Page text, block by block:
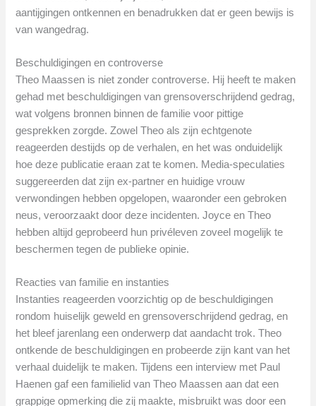
aantijgingen ontkennen en benadrukken dat er geen bewijs is
van wangedrag.
Beschuldigingen en controverse
Theo Maassen is niet zonder controverse. Hij heeft te maken
gehad met beschuldigingen van grensoverschrijdend gedrag,
wat volgens bronnen binnen de familie voor pittige
gesprekken zorgde. Zowel Theo als zijn echtgenote
reageerden destijds op de verhalen, en het was onduidelijk
hoe deze publicatie eraan zat te komen. Media-speculaties
suggereerden dat zijn ex-partner en huidige vrouw
verwondingen hebben opgelopen, waaronder een gebroken
neus, veroorzaakt door deze incidenten. Joyce en Theo
hebben altijd geprobeerd hun privéleven zoveel mogelijk te
beschermen tegen de publieke opinie.
Reacties van familie en instanties
Instanties reageerden voorzichtig op de beschuldigingen
rondom huiselijk geweld en grensoverschrijdend gedrag, en
het bleef jarenlang een onderwerp dat aandacht trok. Theo
ontkende de beschuldigingen en probeerde zijn kant van het
verhaal duidelijk te maken. Tijdens een interview met Paul
Haenen gaf een familielid van Theo Maassen aan dat een
grappige opmerking die zij maakte, misbruikt was door een